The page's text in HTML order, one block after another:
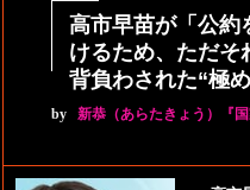
高市早苗が「公約
けるため、ただそ
背負わされた“極
by 新恭（あらたきょう）『